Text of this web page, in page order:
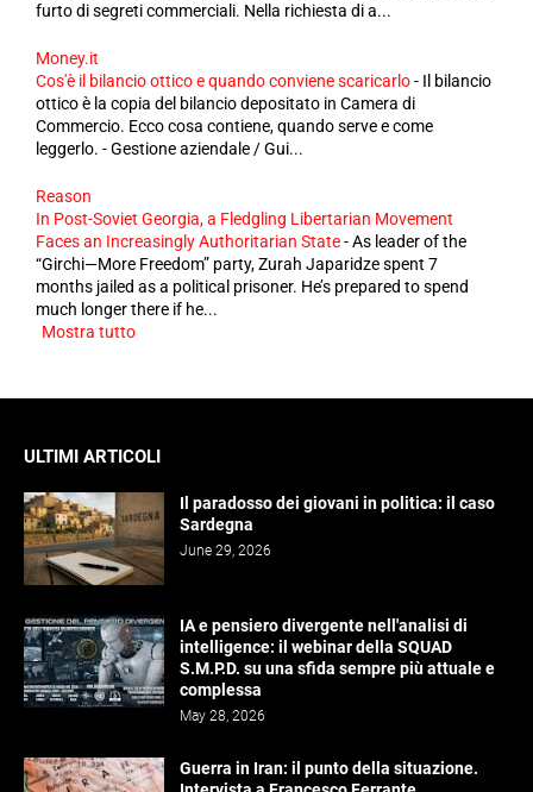
furto di segreti commerciali. Nella richiesta di a...
Money.it
Cos'è il bilancio ottico e quando conviene scaricarlo- Il bilancio
ottico è la copia del bilancio depositato in Camera di
Commercio. Ecco cosa contiene, quando serve e come
leggerlo. - Gestione aziendale / Gui...
Reason
In Post-Soviet Georgia, a Fledgling Libertarian Movement
Faces an Increasingly Authoritarian State-As leader of the
“Girchi—More Freedom” party, Zurah Japaridze spent 7
months jailed as a political prisoner. He’s prepared to spend
much longer there if he...
Mostra tutto
ULTIMI ARTICOLI
Il paradosso dei giovani in politica: il caso
Sardegna
June 29, 2026
IA e pensiero divergente nell'analisi di
intelligence: il webinar della SQUAD
S.M.P.D. su una sfida sempre più attuale e
complessa
May 28, 2026
Guerra in Iran: il punto della situazione.